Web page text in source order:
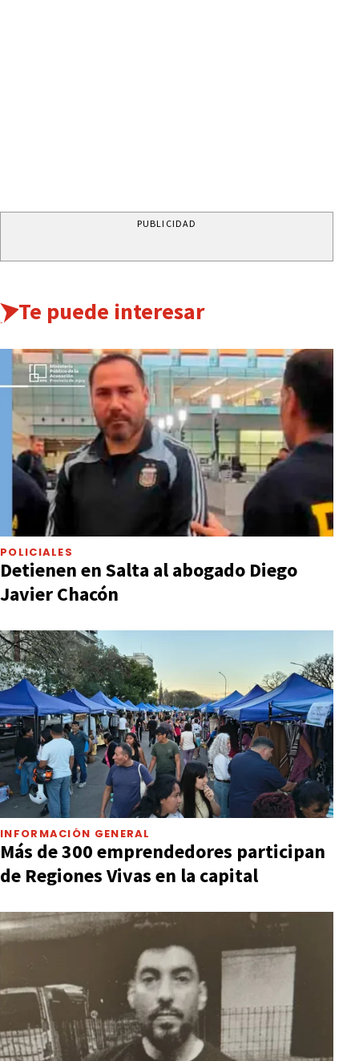
PUBLICIDAD
Te puede interesar
POLICIALES
Detienen en Salta al abogado Diego
Javier Chacón
INFORMACIÓN GENERAL
Más de 300 emprendedores participan
de Regiones Vivas en la capital